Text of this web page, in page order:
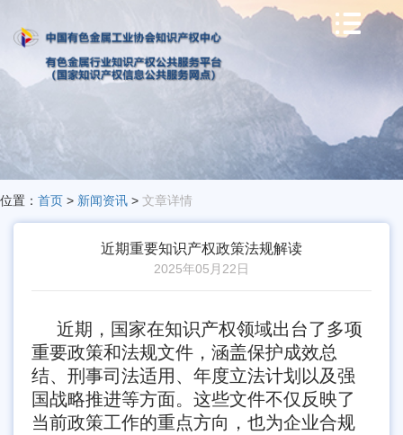

位置： 首页 > 新闻资讯 > 文章详情
近期重要知识产权政策法规解读
2025年05月22日
近期，国家在知识产权领域出台了多项
重要政策和法规文件，涵盖保护成效总
结、刑事司法适用、年度立法计划以及强
国战略推进等方面。这些文件不仅反映了
当前政策工作的重点方向，也为企业合规